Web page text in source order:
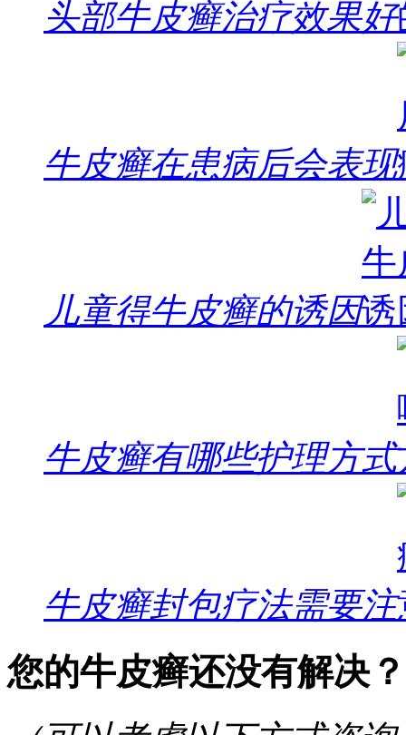
头部牛皮癣治疗效果好
牛皮癣在患病后会表现
儿童得牛皮癣的诱因
牛皮癣有哪些护理方式
牛皮癣封包疗法需要注
您的牛皮癣还没有解决？